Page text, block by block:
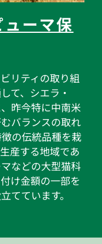
ーマ保
リティの取り組
て、シエラ・
昨今特に中南米
バランスの取れ
の伝統品種を栽
産する地域であ
などの大型猫科
け金額の一部を
てています。